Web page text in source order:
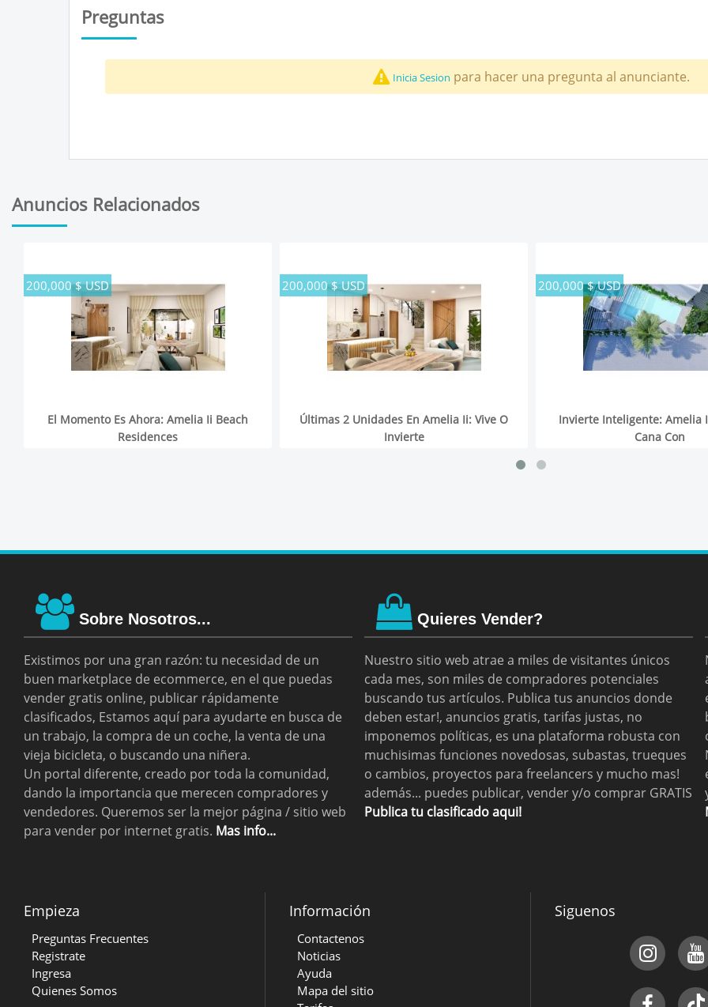
Preguntas
Inicia Sesion para hacer una pregunta al anunciante.
Anuncios Relacionados
El Momento Es Ahora: Amelia Ii Beach
Residences
200,000 $ USD
Últimas 2 Unidades En Amelia Ii: Vive O
Invierte
200,000 $ USD
Invierte Inteligente: Amelia
Cana Con
200,000 $ USD
Sobre Nosotros...
Existimos por una gran razón: tu necesidad de un
buen marketplace de ecommerce, en el que puedas
vender gratis online, publicar rápidamente
clasificados, Estamos aquí para ayudarte en busca de
un trabajo, la compra de un coche, la venta de una
vieja bicicleta, o buscando una niñera.
Un portal diferente, creado por toda la comunidad,
dando la importancia que merecen compradores y
vendedores. Queremos ser la mejor página / sitio web
para vender por internet gratis. Mas info...
Quieres Vender?
Nuestro sitio web atrae a miles de visitantes únicos
cada mes, son miles de compradores potenciales
buscando tus artículos. Publica tus anuncios donde
deben estar!, anuncios gratis, tarifas justas, no
imponemos políticas, es una plataforma robusta con
muchisimas funciones novedosas, subastas, trueques
o cambios, proyectos para freelancers y mucho mas!
además... puedes publicar, vender y/o comprar GRATIS
Publica tu clasificado aqui!
Empieza
Preguntas Frecuentes
Registrate
Ingresa
Quienes Somos
Información
Contactenos
Noticias
Ayuda
Mapa del sitio
Siguenos